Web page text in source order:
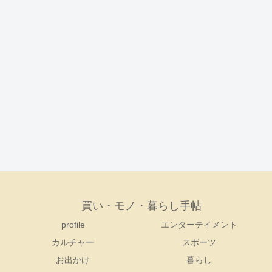
買い・モノ・暮らし手帖
profile
エンターテイメント
カルチャー
スポーツ
お出かけ
暮らし